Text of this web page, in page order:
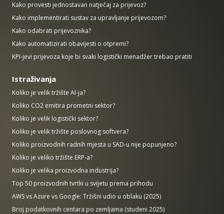
Kako provesti jednostavan natječaj za prijevoz?
Kako implementirati sustav za upravljanje prijevozom?
Kako odabrati prijevoznika?
Kako automatizirati obavijesti o otpremi?
KPI-jevi prijevoza koje bi svaki logistički menadžer trebao pratiti
Istraživanja
Koliko je velik tržište AI-ja?
Koliko CO2 emitira prometni sektor?
Koliko je velik logistički sektor?
Koliko je velik tržište poslovnog softvera?
Koliko proizvodnih radnih mjesta u SAD-u nije popunjeno?
Koliko je veliko tržište ERP-a?
Koliko je velika proizvodna industrija?
Top 50 proizvodnih tvrtki u svijetu prema prihodu
AWS vs Azure vs Google: Tržišni udio u oblaku (2025)
Broj podatkovnih centara po zemljama (studeni 2025)